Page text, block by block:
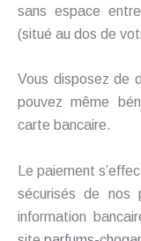
sans espace
(situé au dos de
Vous disposez de
pouvez même
carte bancaire.
Le paiement
sécurisés de nos
information